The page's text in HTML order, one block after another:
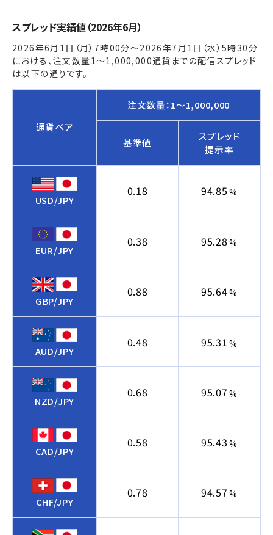
スプレッド実績値（2026年6月）
2026年6月1日（月）7時00分～2026年7月1日（水）5時30分
における、注文数量1～1,000,000通貨までの配信スプレッド
は以下の通りです。
通貨ペア
注文数量：1～1,000,000
基準値
スプレッド
提示率
USD/JPY
0.18 94.85 %
EUR/JPY
0.38 95.28%
GBP/JPY
0.88 95.64%
AUD/JPY
0.48 95.31 %
NZD/JPY
0.68 95.07 %
CAD/JPY
0.58 95.43 %
CHF/JPY
0.78 94.57 %